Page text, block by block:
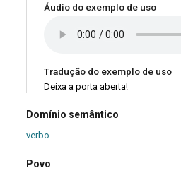
Áudio do exemplo de uso
Tradução do exemplo de uso
Deixa a porta aberta!
Domínio semântico
verbo
Povo